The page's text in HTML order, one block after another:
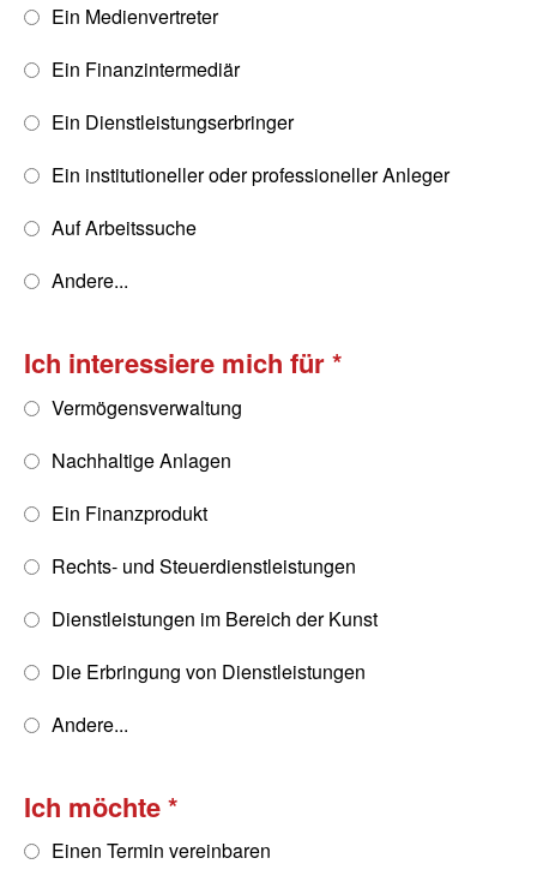
Ein Medienvertreter
Ein Finanzintermediär
Ein Dienstleistungserbringer
Ein institutioneller oder professioneller Anleger
Auf Arbeitssuche
Andere...
Ich interessiere mich für
Vermögensverwaltung
Nachhaltige Anlagen
Ein Finanzprodukt
Rechts- und Steuerdienstleistungen
Dienstleistungen im Bereich der Kunst
Die Erbringung von Dienstleistungen
Andere...
Ich möchte
Einen Termin vereinbaren